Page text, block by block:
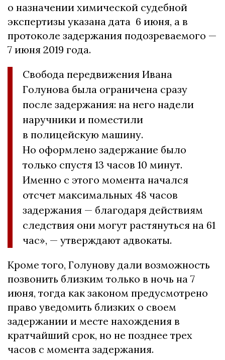
о назначении химической судебной
экспертизы указана дата 6 июня, а в
протоколе задержания подозреваемого —
7 июня 2019 года.
Свобода передвижения Ивана
Голунова была ограничена сразу
после задержания: на него надели
наручники и поместили
в полицейскую машину.
Но оформлено задержание было
только спустя 13 часов 10 минут.
Именно с этого момента начался
отсчет максимальных 48 часов
задержания — благодаря действиям
следствия они могут растянуться на 61
час», — утверждают адвокаты.
Кроме того, Голунову дали возможность
позвонить близким только в ночь на 7
июня, тогда как законом предусмотрено
право уведомить близких о своем
задержании и месте нахождения в
кратчайший срок, но не позднее трех
часов с момента задержания.